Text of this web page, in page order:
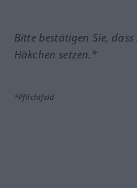
Bitte bestätigen Sie,
Häkchen setzen.*
*Pflichtfeld